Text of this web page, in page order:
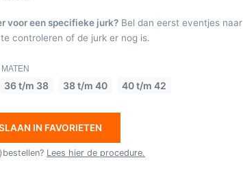
voor een specifieke jurk? Bel dan eerst eventjes naar
controleren of de jurk er nog is.
36 t/m 38 38 t/m 40 40 t/m 42
IN FAVORIETEN
Lees hier de procedure.